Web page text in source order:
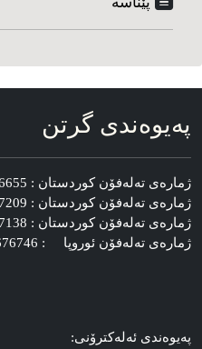
په‌یوه‌ندی گرتن
ژماره‌ی ته‌له‌فۆن کوردستان : 07506206655 (00964)
ژماره‌ی ته‌له‌فۆن کوردستان : 07504687209 (00964)
ژماره‌ی ته‌له‌فۆن کوردستان : 07504497138 (00964)
ژماره‌ی ته‌له‌فۆن ئوروپا : 0767676746 (0046)
په‌یوه‌ندی ئه‌له‌کترۆنی: